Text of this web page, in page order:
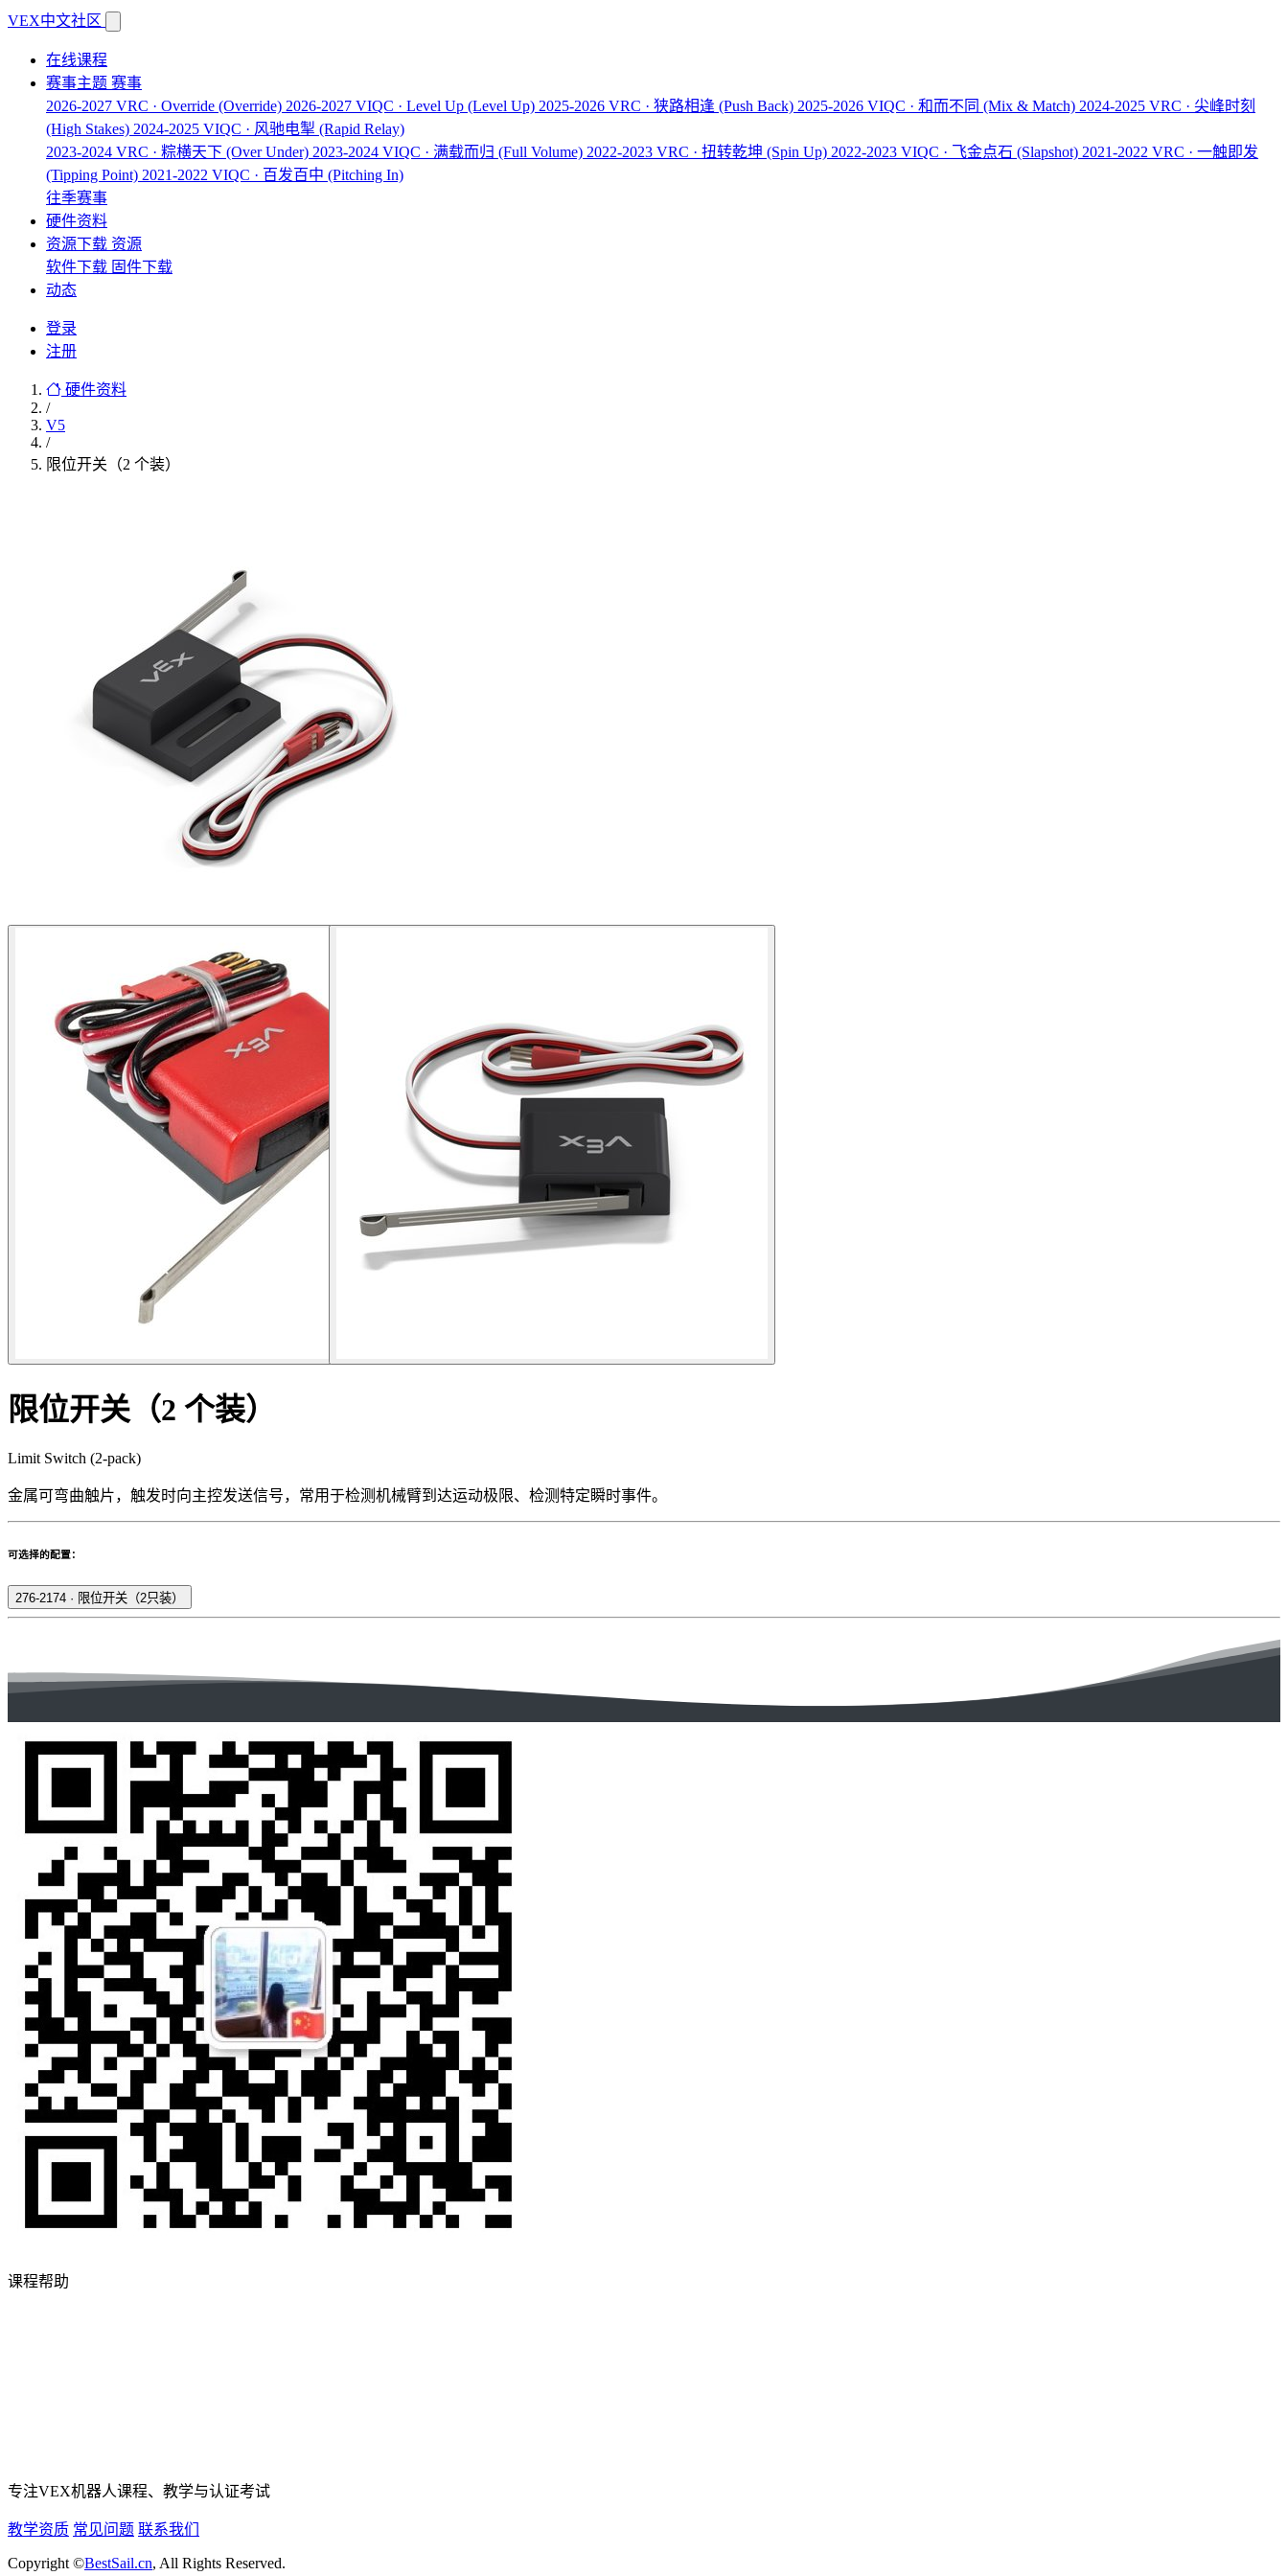
VEX中文社区
在线课程
赛事主题 赛事
2026-2027 VRC · Override (Override) 2026-2027 VIQC · Level Up (Level Up) 2025-2026 VRC · 狭路相逢 (Push Back) 2025-2026 VIQC · 和而不同 (Mix & Match) 2024-2025 VRC · 尖峰时刻
(High Stakes) 2024-2025 VIQC · 风驰电掣 (Rapid Relay)
2023-2024 VRC · 粽横天下 (Over Under) 2023-2024 VIQC · 满载而归 (Full Volume) 2022-2023 VRC · 扭转乾坤 (Spin Up) 2022-2023 VIQC · 飞金点石 (Slapshot) 2021-2022 VRC · 一触即发
(Tipping Point) 2021-2022 VIQC · 百发百中 (Pitching In)
往季赛事
硬件资料
资源下载 资源
软件下载 固件下载
动态
登录
注册
硬件资料
/
V5
/
限位开关（2 个装）
限位开关（2 个装）
Limit Switch (2-pack)
金属可弯曲触片，触发时向主控发送信号，常用于检测机械臂到达运动极限、检测特定瞬时事件。
可选择的配置：
276-2174 · 限位开关（2只装）
课程帮助
专注VEX机器人课程、教学与认证考试
教学资质 常见问题 联系我们
Copyright ©BestSail.cn, All Rights Reserved.